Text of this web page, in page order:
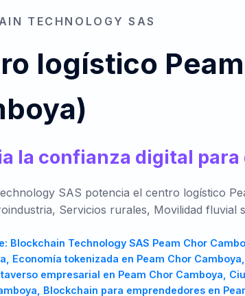
TECHNOLOGY SAS
logístico
la confianza digital
SAS potencia el centro logístico
Servicios rurales, Movilidad fluvial
Blockchain Technology SAS Peam Chor Camboya, Blockchain Technology SAS en Peam Chor Camboya, Consultoría Web3 en Peam Chor Camboya, Economía tokenizada en Peam Chor Camboya, Trazabilidad Express Peam Chor Camboya, Scolcoin incubadora en Peam Chor Camboya, Metaverso empresarial en Peam Chor Camboya, Ciudad inteligente Peam Chor Camboya, Blockchain Peam Chor Camboya, Blockchain en Peam Chor Camboya, Blockchain para emprendedores en Peam Chor Camboya, Blockchain para empresarios en Peam Chor Camboya, Blockchain para fabricantes en Peam Chor Camboya, Blockchain para agricultores en Peam Chor Camboya, Blockchain para estudiantes en Peam Chor Camboya, Blockchain para municipios en Peam Chor Camboya, Blockchain para alcaldías en Peam Chor Camboya, Blockchain para clústeres empresariales en Peam Chor Camboya, Blockchain para pymes en Peam Chor Camboya, Blockchain para startups en Peam Chor Camboya, Blockchain para universidades en Peam Chor Camboya, Blockchain para cooperativas en Peam Chor Camboya, Blockchain para cámaras de comercio en Peam Chor Camboya, Blockchain para gobiernos regionales en Peam Chor Camboya, Blockchain para consultoras en Peam Chor Camboya, Blockchain para desarrolladores en Peam Chor Camboya, Blockchain para inversionistas en Peam Chor Camboya, Blockchain para ONGs en Peam Chor Camboya, Desarrollo Blockchain Peam Chor Camboya, Desarrollo Blockchain en Peam Chor Camboya, Desarrollo Blockchain para emprendedores en Peam Chor Camboya, Desarrollo Blockchain para empresarios en Peam Chor Camboya, Desarrollo Blockchain para fabricantes en Peam Chor Camboya, Desarrollo Blockchain para agricultores en Peam Chor Camboya, Desarrollo Blockchain para estudiantes en Peam Chor Camboya, Desarrollo Blockchain para municipios en Peam Chor Camboya, Desarrollo Blockchain para alcaldías en Peam Chor Camboya, Desarrollo Blockchain para clústeres empresariales en Peam Chor Camboya, Desarrollo Blockchain para pymes en Peam Chor Camboya, Desarrollo Blockchain para startups en Peam Chor Camboya, Desarrollo Blockchain para universidades en Peam Chor Camboya, Desarrollo Blockchain para cooperativas en Peam Chor Camboya, Desarrollo Blockchain para cámaras de comercio en Peam Chor Camboya, Desarrollo Blockchain para gobiernos regionales en Peam Chor Camboya, Desarrollo Blockchain para consultoras en Peam Chor Camboya, Desarrollo Blockchain para desarrolladores en Peam Chor Camboya, Desarrollo Blockchain para inversionistas en Peam Chor Camboya, Desarrollo Blockchain para ONGs en Peam Chor Camboya, Software Blockchain Peam Chor Camboya, Software Blockchain en Peam Chor Camboya, Software Blockchain para emprendedores en Peam Chor Camboya, Software Blockchain para empresarios en Peam Chor Camboya, Software Blockchain para fabricantes en Peam Chor Camboya, Software Blockchain para agricultores en Peam Chor Camboya, Software Blockchain para estudiantes en Peam Chor Camboya, Software Blockchain para municipios en Peam Chor Camboya, Software Blockchain para alcaldías en Peam Chor Camboya, Software Blockchain para clústeres empresariales en Peam Chor Camboya, Software Blockchain para pymes en Peam Chor Camboya, Software Blockchain para startups en Peam Chor Camboya, Software Blockchain para universidades en Peam Chor Camboya, Software Blockchain para cooperativas en Peam Chor Camboya, Software Blockchain para cámaras de comercio en Peam Chor Camboya, Software Blockchain para gobiernos regionales en Peam Chor Camboya,